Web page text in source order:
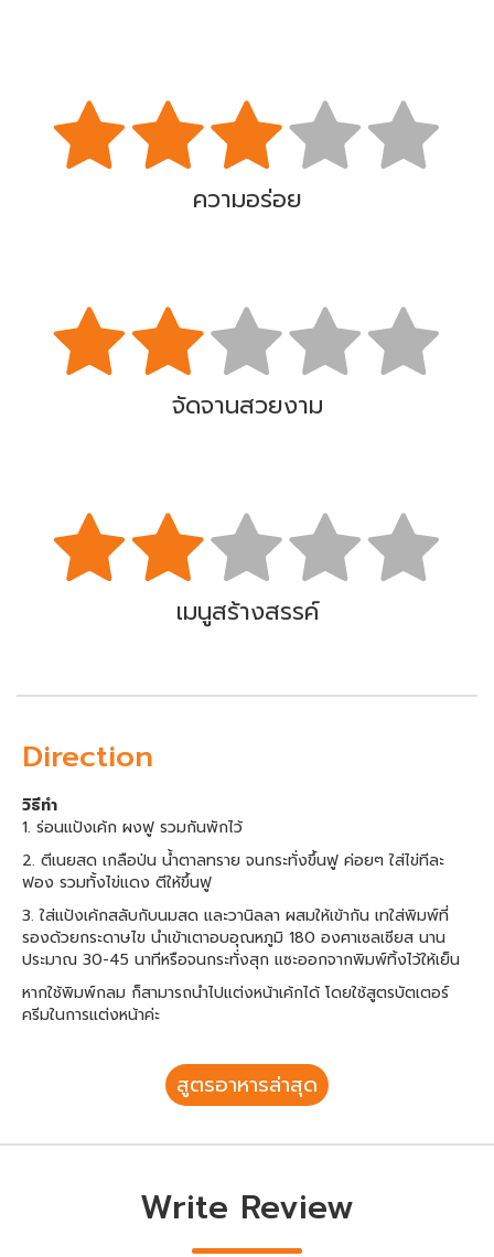
ความอร่อย
จัดจานสวยงาม
เมนูสร้างสรรค์
Direction
วิธีทำ
1. ร่อนแป้งเค้ก ผงฟู รวมกันพักไว้
2. ตีเนยสด เกลือป่น น้ำตาลทราย จนกระทั่งขึ้นฟู ค่อยๆ ใส่ไข่ทีละ
ฟอง รวมทั้งไข่แดง ตีให้ขึ้นฟู
3. ใส่แป้งเค้กสลับกับนมสด และวานิลลา ผสมให้เข้ากัน เทใส่พิมพ์ที่
รองด้วยกระดาษไข นำเข้าเตาอบอุณหภูมิ 180 องศาเซลเซียส นาน
ประมาณ 30-45 นาทีหรือจนกระทั่งสุก แซะออกจากพิมพ์ทิ้งไว้ให้เย็น
หากใช้พิมพ์กลม ก็สามารถนำไปแต่งหน้าเค้กได้ โดยใช้สูตรบัตเตอร์
ครีมในการแต่งหน้าค่ะ
สูตรอาหารล่าสุด
Write Review